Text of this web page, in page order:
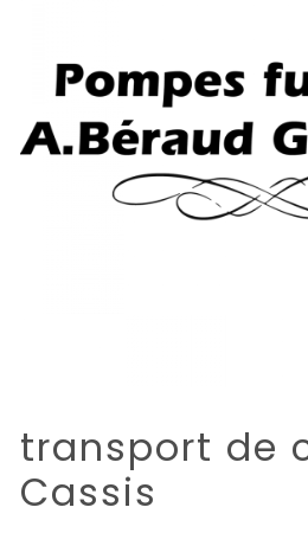
transport de
Cassis